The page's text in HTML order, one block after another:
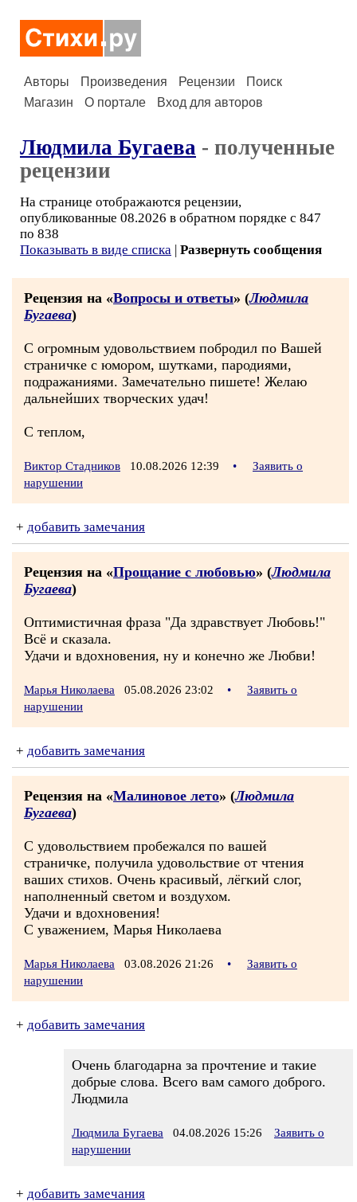
Авторы Произведения Рецензии
Поиск
Магазин
О портале Вход для авторов
Людмила Бугаева - полученные
рецензии
На странице отображаются рецензии,
опубликованные 08.2026 в обратном порядке с 847
по 838
Показывать в виде списка | Развернуть сообщения
Рецензия на «Вопросы и ответы» (Людмила
Бугаева)
С огромным удовольствием побродил по Вашей
страничке с юмором, шутками, пародиями,
подражаниями. Замечательно пишете! Желаю
дальнейших творческих удач!
С теплом,
Виктор Стадников 10.08.2026 12:39 •
Заявить о
нарушении
+ добавить замечания
Рецензия на «Прощание с любовью» (Людмила
Бугаева)
Оптимистичная фраза "Да здравствует Любовь!"
Всё и сказала.
Удачи и вдохновения, ну и конечно же Любви!
Марья Николаева 05.08.2026 23:02 •
Заявить о
нарушении
+ добавить замечания
Рецензия на «Малиновое лето» (Людмила
Бугаева)
С удовольствием пробежался по вашей
страничке, получила удовольствие от чтения
ваших стихов. Очень красивый, лёгкий слог,
наполненный светом и воздухом.
Удачи и вдохновения!
С уважением, Марья Николаева
Марья Николаева 03.08.2026 21:26 •
Заявить о
нарушении
+ добавить замечания
Очень благодарна за прочтение и такие
добрые слова. Всего вам самого доброго.
Людмила
Людмила Бугаева 04.08.2026 15:26
Заявить о
нарушении
+ добавить замечания